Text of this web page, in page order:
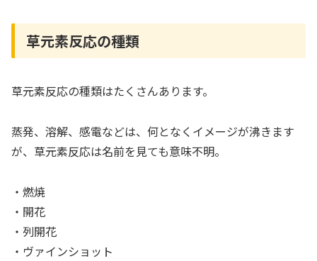
草元素反応の種類
草元素反応の種類はたくさんあります。
蒸発、溶解、感電などは、何となくイメージが沸きます
が、草元素反応は名前を見ても意味不明。
・燃焼
・開花
・列開花
・ヴァインショット